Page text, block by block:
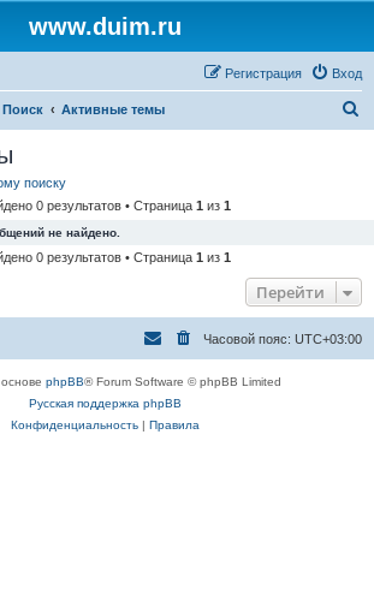
www.duim.ru
Вход
Регистрация
Поиск Активные темы
поиску
0 результатов • Страница 1 из 1
не найдено.
0 результатов • Страница 1 из 1
Перейти
Часовой пояс: UTC+03:00
phpBB® Forum Software © phpBB Limited
Русская поддержка phpBB
Конфиденциальность| Правила